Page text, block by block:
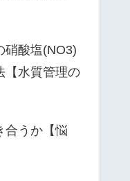
硝酸塩(NO3)
【水質管理の
合うか【悩